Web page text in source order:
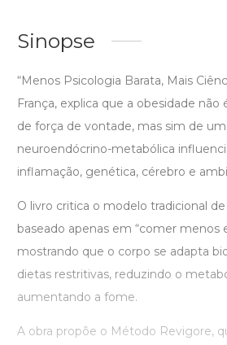
Sinopse
“Menos Psicologia Barata, Mais
França, explica que a obesidade
de força de vontade, mas sim de
neuroendócrino-metabólica
inflamação, genética, cérebro e
O livro critica o modelo tradicional
baseado apenas em “comer menos
mostrando que o corpo se adapta
dietas restritivas, reduzindo o
aumentando a fome.
A obra propõe o Método Revigore,